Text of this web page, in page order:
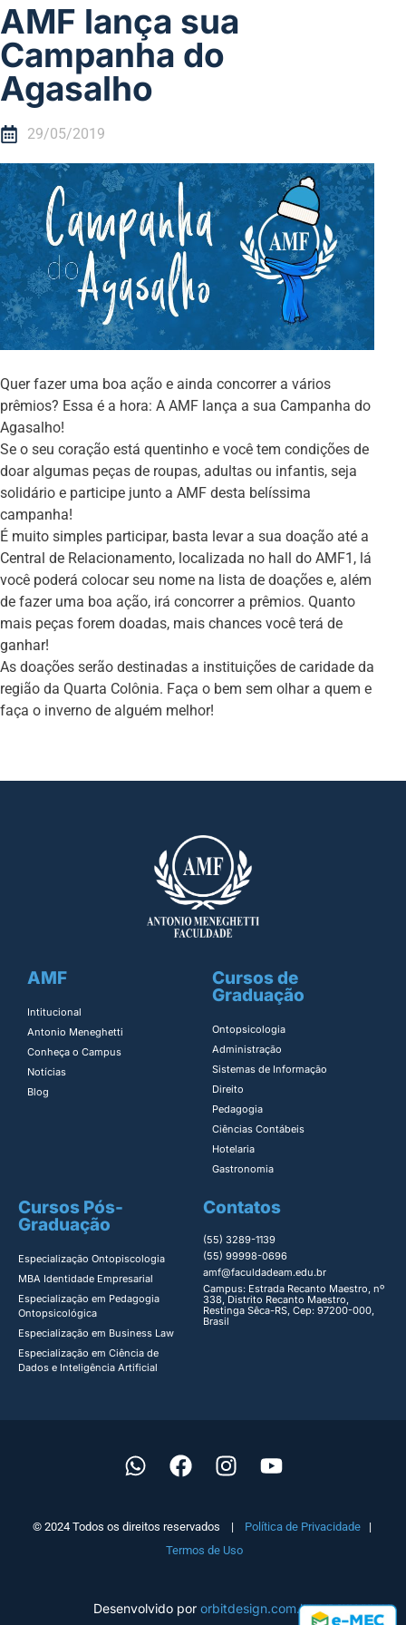
AMF lança sua
Campanha do
Agasalho
29/05/2019
Quer fazer uma boa ação e ainda concorrer a vários
prêmios? Essa é a hora: A AMF lança a sua Campanha do
Agasalho!
Se o seu coração está quentinho e você tem condições de
doar algumas peças de roupas, adultas ou infantis, seja
solidário e participe junto a AMF desta belíssima
campanha!
É muito simples participar, basta levar a sua doação até a
Central de Relacionamento, localizada no hall do AMF1, lá
você poderá colocar seu nome na lista de doações e, além
de fazer uma boa ação, irá concorrer a prêmios. Quanto
mais peças forem doadas, mais chances você terá de
ganhar!
As doações serão destinadas a instituições de caridade da
região da Quarta Colônia. Faça o bem sem olhar a quem e
faça o inverno de alguém melhor!
AMF
Intitucional
Antonio Meneghetti
Conheça o Campus
Notícias
Blog
Cursos de
Graduação
Ontopsicologia ​
Administração​
Sistemas de Informação​
Direito​
Pedagogia
Ciências Contábeis
Hotelaria
Gastronomia
Cursos Pós-
Graduação
Especialização Ontopiscologia ​
MBA Identidade Empresarial​
Especialização em Pedagogia
Ontopsicológica​
Especialização em Business Law
Especialização em Ciência de
Dados e Inteligência Artificial
Contatos
(55) 3289-1139
(55) 99998-0696
amf@faculdadeam.edu.br
Campus: Estrada Recanto Maestro, nº
338, Distrito Recanto Maestro,
Restinga Sêca-RS, Cep: 97200-000,
Brasil
© 2024 Todos os direitos reservados | Política de Privacidade|
Termos de Uso
Desenvolvido por orbitdesign.com.br